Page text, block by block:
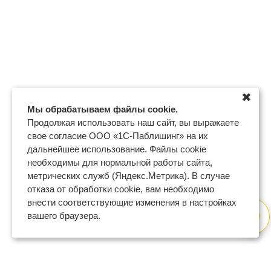
Мы обрабатываем файлы cookie.
Продолжая использовать наш сайт, вы выражаете
свое согласие ООО «1С-Паблишинг» на их
дальнейшее использование. Файлы cookie
необходимы для нормальной работы сайта,
метрических служб (Яндекс.Метрика). В случае
отказа от обработки cookie, вам необходимо
внести соответствующие изменения в настройках
вашего браузера.
✖